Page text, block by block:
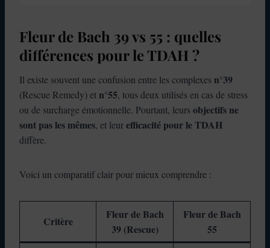
Fleur de Bach 39 vs 55 : quelles
différences pour le TDAH ?
Il existe souvent une confusion entre les complexes n°39
(Rescue Remedy) et n°55, tous deux utilisés en cas de stress
ou de surcharge émotionnelle. Pourtant, leursobjectifs ne
sont pas les mêmes, et leurefficacité pour le TDAH
diffère.
Voici un comparatif clair pour mieux comprendre :
Critère
Fleur de Bach
39 (Rescue)
Fleur de Bach
55